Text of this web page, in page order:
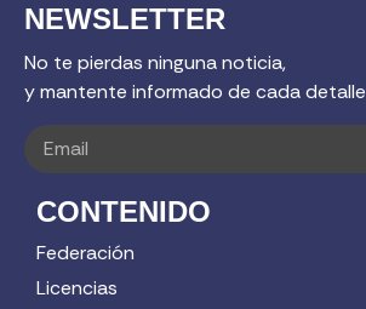
NEWSLETTER
No te pierdas ninguna noticia,
y mantente informado de cada detalle
CONTENIDO
Federación
Licencias